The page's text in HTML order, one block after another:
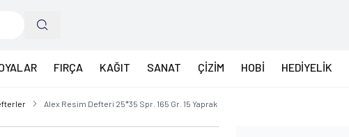
FIRÇA KAĞIT SANAT ÇİZİM HOBİ HEDİYELİK
Alex Resim Defteri 25*35 Spr. 165 Gr. 15 Yaprak